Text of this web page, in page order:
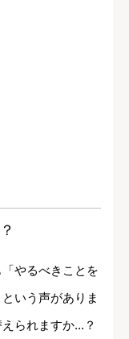
やるべきことを
いう声がありま
られますか...？